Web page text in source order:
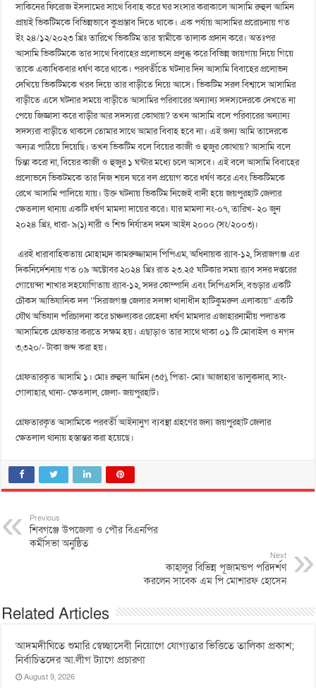
সাকিনের ফিরোজ ইসলামের সাথে বিবাহ করে ঘর সংসার করাকালে আসামি রুহুল আমিন
প্রায়ই ভিকটিমকে বিভিন্নভাবে কুপ্রস্তাব দিতে থাকে। এক পর্যায় আসামির প্ররোচনায় গত
ইং ২৪/১২/২০২৩ খ্রিঃ তারিখে ভিকটিম তার স্বামীকে তালাক প্রদান করে। অতঃপর
আসামি ভিকটিমকে তার সাথে বিবাহের প্রলোভনে প্রলুব্ধ করে বিভিন্ন জায়গায় নিয়ে গিয়ে
তাকে একাধিকবার ধর্ষণ করে থাকে। পরবর্তীতে ঘটনার দিন আসামি বিবাহের প্রলোভন
দেখিয়ে ভিকটিমকে খরব দিয়ে তার বাড়ীতে নিয়ে আসে। ভিকটিম সরল বিশ্বাসে আসামির
বাড়ীতে এসে ঘটনার সময়ে বাড়ীতে আসামির পরিবারের অন্যান্য সদস্যদেরকে দেখতে না
পেয়ে জিজ্ঞাসা করে বাড়ীর আর সদস্যরা কোথায়? তখন আসামি বলে পরিবারের অন্যান্য
সদস্যরা বাড়ীতে থাকলে তোমার সাথে আমার বিবাহ হবে না। এই জন্য আমি তাদেরকে
অন্যত্র পাঠিয়ে দিয়েছি। তখন ভিকটিম বলে বিয়ের কাজী ও হুজুর কোথায়? আসামি বলে
চিন্তা করো না, বিয়ের কাজী ও হুজুর ১ ঘন্টার মধ্যে চলে আসবে। এই বলে আসামি বিবাহের
প্রলোভনে ভিকটমকে তার নিজ শয়ন ঘরে বল প্রয়োগ করে ধর্ষণ করে এবং ভিকটিমকে
রেখে আসামি পালিয়ে যায়। উক্ত ঘটনায় ভিকটিম নিজেই বাদী হয়ে জয়পুরহাট জেলার
ক্ষেতলাল থানায় একটি ধর্ষণ মামলা দায়ের করে। যার মামলা নং-০৭, তারিখ- ২০ জুন
২০২৪ খ্রিঃ, ধারা- ৯(১) নারী ও শিশু নির্যাতন দমন আইন ২০০০ (সং/২০০৩)।
এরই ধারাবাহিকতায় মোহাম্মদ কামরুজ্জামান পিপিএম, অধিনায়ক র‌্যাব-১২, সিরাজগঞ্জ এর
দিকনির্দেশনায় গত ০৯ অক্টোবর ২০২৪ খ্রিঃ রাত ২৩.২৫ ঘটিকার সময় র‌্যাব সদর দপ্তরের
গোয়েন্দা শাখার সহযোগিতায় র‌্যাব-১২, সদর কোম্পানি এবং সিপিএসসি, বগুড়ার একটি
চৌকস আভিযানিক দল ‘‘সিরাজগঞ্জ জেলার সলঙ্গা থানাধীন হাটিকুমরুল এলাকায়” একটি
যৌথ অভিযান পরিচালনা করে চাঞ্চল্যকর রেহেনা ধর্ষণ মামলার এজাহারনামীয় পলাতক
আসামিকে গ্রেফতার করতে সক্ষম হয়। এছাড়াও তার সাথে থাকা ০১ টি মোবাইল ও নগদ
৩,৩২০/- টাকা জব্দ করা হয়।
গ্রেফতারকৃত আসামি ১। মোঃ রুহুল আমিন (৩৫), পিতা- মোঃ আজাহার তালুকদার, সাং-
গোলাহার, থানা- ক্ষেতলাল, জেলা- জয়পুরহাট।
গ্রেফতারকৃত আসামিকে পরবর্তী আইনানুগ ব্যবস্থা গ্রহণের জন্য জয়পুরহাট জেলার
ক্ষেতলাল থানায় হস্তান্তর করা হয়েছে।
Previous
শিবগঞ্জে উপজেলা ও পৌর বিএনপির
কর্মীসভা অনুষ্ঠিত
Next
কাহালুর বিভিন্ন পূজামন্ডপ পরিদর্শণ
করলেন সাবেক এম পি মোশারফ হোসেন
Related Articles
আদমদীঘিতে শুমারি স্বেচ্ছাসেবী নিয়োগে যোগ্যতার ভিত্তিতে তালিকা প্রকাশ;
নির্বাচিতদের আ.লীগ ট্যাগে প্রচারণা
August 9, 2026